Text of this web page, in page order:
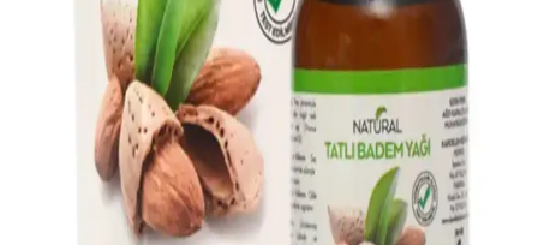
Katran sabunu, doğal içeriklerle üretilmiş, cilt ve saç sağlığını
destekleyen geleneksel bir ürün olup, akne, egzama ve kepek gibi
sorunlara doğal çözümler sunar.
Acı Badem Yağı ile Saç Sağlığını Destekleyen Doğal
Bakım Yöntemleri
Acı badem yağı, saçları güçlendiren, dökülmeyi azaltan ve parlaklık
kazandıran doğal bir saç bakım ürünüdür. Doğru kullanım ve dikkat
edilmesi gerekenler ile sağlıklı saçlara ulaşmak mümkün.